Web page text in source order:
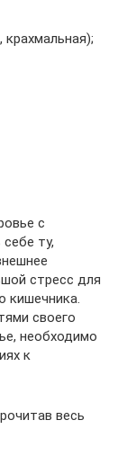
с
ту,
стресс для
кишечника.
своего
необходимо
к
весь